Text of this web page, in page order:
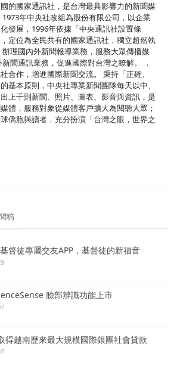
的國家通訊社，是台灣最具影響力的新聞媒
年中央社改組為股份有限公司，以企業
發展，1996年依據「中央通訊社設置條
定位為全民共有的國家通訊社，獨立超然執
理國內外新聞報導業務，服務大眾傳播媒
聞通訊業務，促進國際對台灣之瞭解。 ．
合作，增進國際新聞交流。 秉持「正確、
基本原則，中央社專業新聞團隊每天以中、
上千則新聞、照片、圖表、影音與資訊，是
體，服務對象從媒體客戶擴大為閱聽大眾；
僑胞與讀者，充分扮演「台灣之眼，世界之
稿
督徒專屬交友APP，基督徒的新福音
臉部辨識功能上市
得越南歷來最大規模國際銀團社會貸款